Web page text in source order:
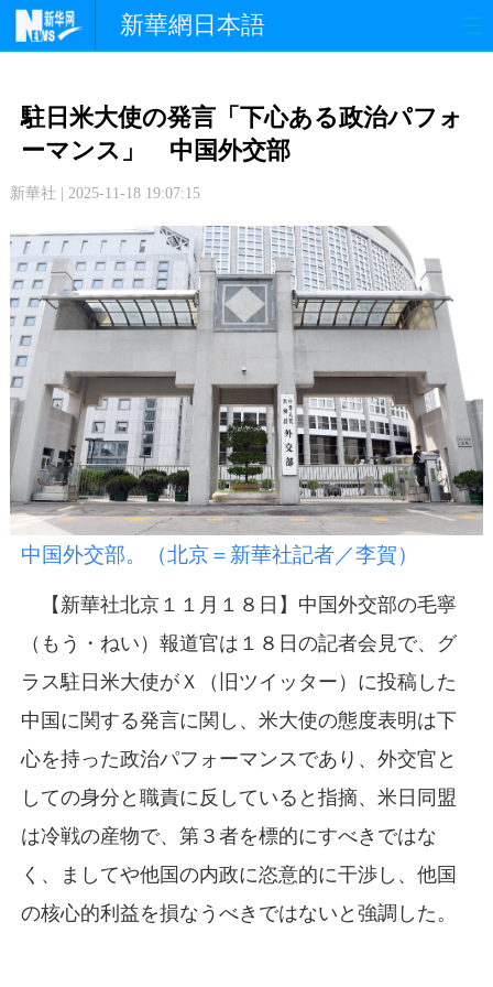
新華網日本語
文 化 観 光
中日交流
写 真
駐日米大使の発言「下心ある政治パフォ
ーマンス」 中国外交部
新華社 | 2025-11-18 19:07:15
中国外交部。（北京＝新華社記者／李賀）
【新華社北京１１月１８日】中国外交部の毛寧
（もう・ねい）報道官は１８日の記者会見で、グ
ラス駐日米大使がＸ（旧ツイッター）に投稿した
中国に関する発言に関し、米大使の態度表明は下
心を持った政治パフォーマンスであり、外交官と
しての身分と職責に反していると指摘、米日同盟
は冷戦の産物で、第３者を標的にすべきではな
く、ましてや他国の内政に恣意的に干渉し、他国
の核心的利益を損なうべきではないと強調した。